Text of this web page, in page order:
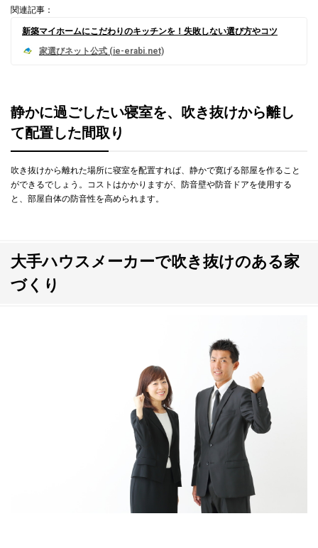
関連記事：
新築マイホームにこだわりのキッチンを！失敗しない選び方やコツ
静かに過ごしたい寝室を、吹き抜けから離し
て配置した間取り
吹き抜けから離れた場所に寝室を配置すれば、静かで寛げる部屋を作ること
ができるでしょう。コストはかかりますが、防音壁や防音ドアを使用する
と、部屋自体の防音性を高められます。
大手ハウスメーカーで吹き抜けのある家
づくり